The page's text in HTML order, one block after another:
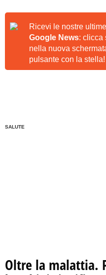
Ricevi le nostre
Google News: clicca
nella nuova
pulsante con la stella!
SALUTE
Oltre la malattia.